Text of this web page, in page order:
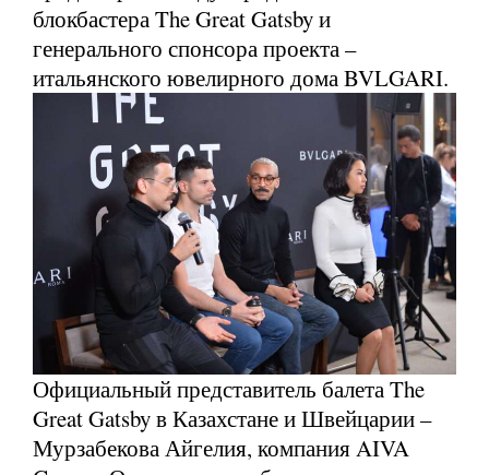
блокбастера The Great Gatsby и
генерального спонсора проекта –
итальянского ювелирного дома BVLGARI.
Официальный представитель балета The
Great Gatsby в Казахстане и Швейцарии –
Мурзабекова Айгелия, компания AIVA